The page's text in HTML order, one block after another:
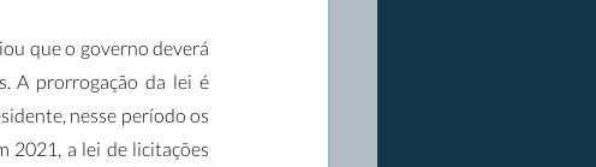
que o governo deverá
A prorrogação da lei é
nesse período os
2021, a lei de licitações